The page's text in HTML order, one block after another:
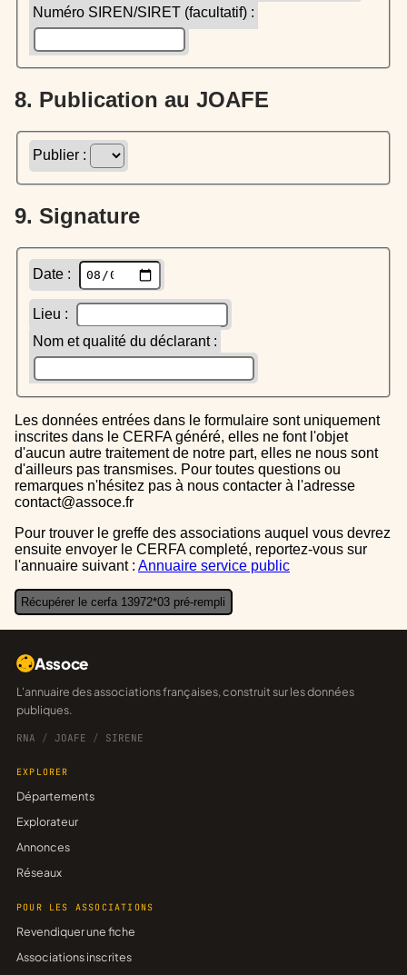
Numéro SIREN/SIRET (facultatif) :
8. Publication au JOAFE
Publier :
9. Signature
Date :
Lieu :
Nom et qualité du déclarant :
Les données entrées dans le formulaire sont uniquement
inscrites dans le CERFA généré, elles ne font l'objet
d'aucun autre traitement de notre part, elles ne nous sont
d'ailleurs pas transmises. Pour toutes questions ou
remarques n'hésitez pas à nous contacter à l'adresse
contact@assoce.fr
Pour trouver le greffe des associations auquel vous devrez
ensuite envoyer le CERFA completé, reportez-vous sur
l'annuaire suivant : Annuaire service public
Récupérer le cerfa 13972*03 pré-rempli
Assoce
L'annuaire des associations françaises, construit sur les données
publiques.
RNA / JOAFE / SIRENE
EXPLORER
Départements
Explorateur
Annonces
Réseaux
POUR LES ASSOCIATIONS
Revendiquer une fiche
Associations inscrites